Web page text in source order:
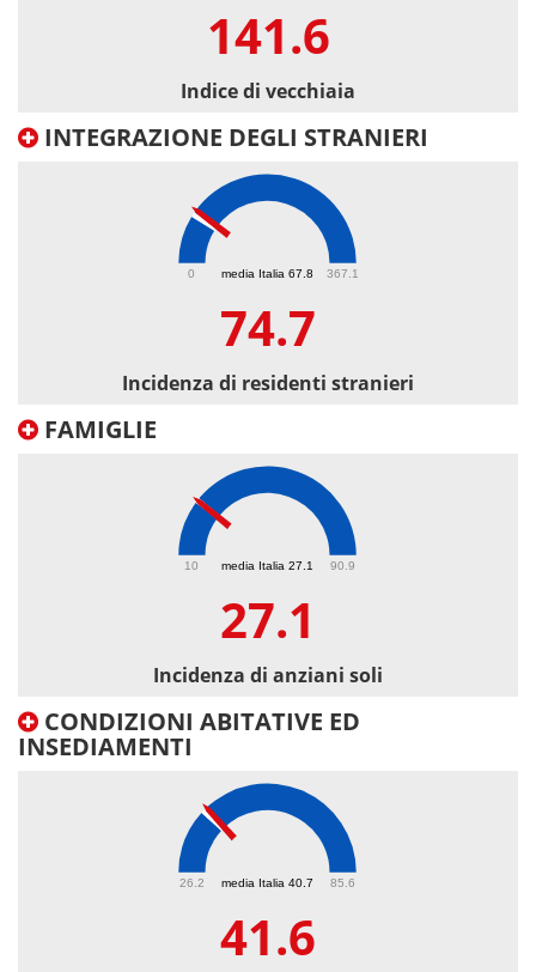
141.6
Indice di vecchiaia
INTEGRAZIONE DEGLI STRANIERI
media Italia 67.8
0 367.1
74.7
Incidenza di residenti stranieri
FAMIGLIE
media Italia 27.1
10 90.9
27.1
Incidenza di anziani soli
CONDIZIONI ABITATIVE ED
INSEDIAMENTI
media Italia 40.7
26.2 85.6
41.6